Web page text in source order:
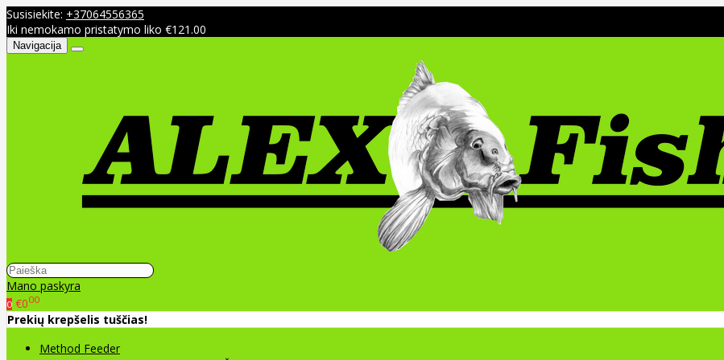
Susisiekite: +37064556365
Iki nemokamo pristatymo liko €121.00
Navigacija
Mano paskyra
0 €000
Prekių krepšelis tuščias!
Method Feeder